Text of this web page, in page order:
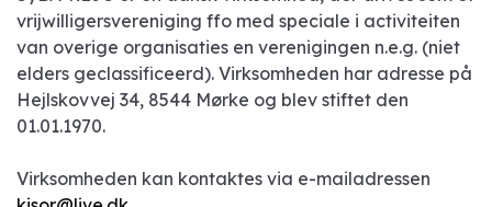
vrijwilligersvereniging ffo med speciale i activiteiten
van overige organisaties en verenigingen n.e.g. (niet
elders geclassificeerd). Virksomheden har adresse på
Hejlskovvej 34, 8544 Mørke og blev stiftet den
01.01.1970.
Virksomheden kan kontaktes via e-mailadressen